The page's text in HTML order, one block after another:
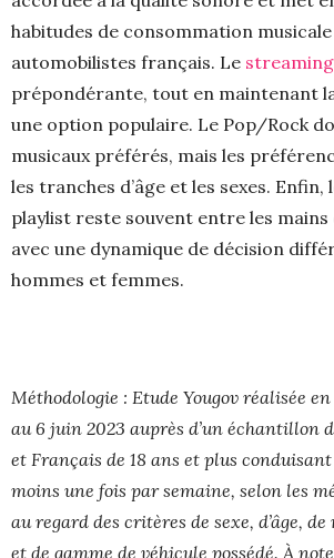
habitudes de consommation musicale
automobilistes français. Le streaming
prépondérante, tout en maintenant
une option populaire. Le Pop/Rock
musicaux préférés, mais les
les tranches d’âge et les sexes.
playlist reste souvent entre les
avec une dynamique de décision
hommes et femmes.
Méthodologie : Etude Yougov réalisée
au 6 juin 2023 auprès d’un échantillon
et Français de 18 ans et plus
moins une fois par semaine, selon les
au regard des critères de sexe, d’âge,
et de gamme de véhicule possédé. À